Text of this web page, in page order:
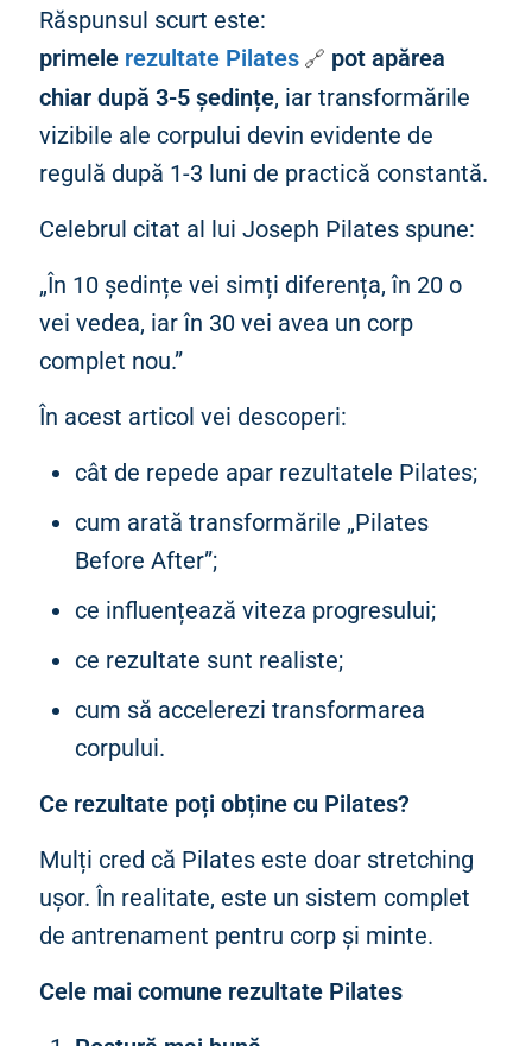
Răspunsul scurt este:
primele rezultate Pilates
pot apărea
chiar după 3-5 ședințe, iar transformările
vizibile ale corpului devin evidente de
regulă după 1-3 luni de practică constantă.
Celebrul citat al lui Joseph Pilates spune:
„În 10 ședințe vei simți diferența, în 20 o
vei vedea, iar în 30 vei avea un corp
complet nou.”
În acest articol vei descoperi:
cât de repede apar rezultatele Pilates;
cum arată transformările „Pilates
Before After”;
ce influențează viteza progresului;
ce rezultate sunt realiste;
cum să accelerezi transformarea
corpului.
Ce rezultate poți obține cu Pilates?
Mulți cred că Pilates este doar stretching
ușor. În realitate, este un sistem complet
de antrenament pentru corp și minte.
Cele mai comune rezultate Pilates